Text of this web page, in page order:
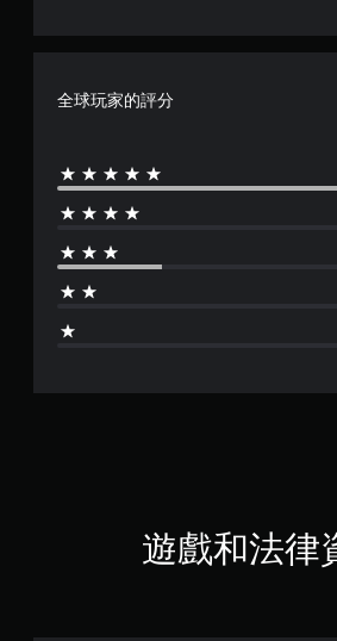
全球玩家的評分
遊戲和法律